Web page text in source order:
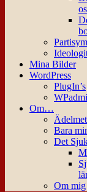
Mina Bilder
WordPress
PlugIn’s
Om…
Bara
Det
Om mig